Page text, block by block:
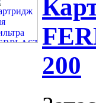
200